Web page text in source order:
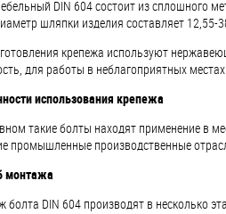
DIN 604 состоит из сплошного
шляпки изделия составляет
крепежа используют
для работы в неблагоприятных
использования крепежа
такие болты находят применение в
промышленные производственные
монтажа
болта DIN 604 производят в несколько